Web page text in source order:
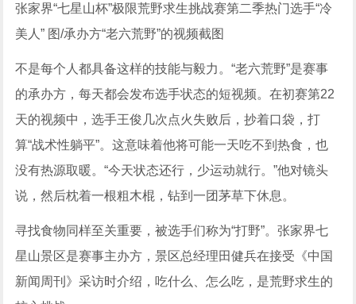
张家界“七星山杯”极限荒野求生挑战赛第二季热门选手“冷
美人” 图/承办方“老六荒野”的视频截图
不是每个人都具备这样的技能与毅力。“老六荒野”是赛事
的承办方，每天都会发布选手状态的短视频。在初赛第22
天的视频中，选手王俊几次点火失败后，抄着口袋，打
算“战术性躺平”。这意味着他将可能一天吃不到热食，也
没有热源取暖。“今天状态还行，少运动就行。”他对镜头
说，然后枕着一根粗木棍，钻到一团茅草下休息。
寻找食物同样至关重要，被选手们称为“打野”。张家界七
星山景区是赛事主办方，景区总经理田健兵在接受《中国
新闻周刊》采访时介绍，吃什么、怎么吃，是荒野求生的